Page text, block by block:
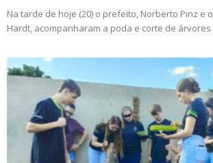
Na tarde de hoje (20) o prefeito, Norberto Pinz e
Hardt, acompanharam a poda e corte de árvores